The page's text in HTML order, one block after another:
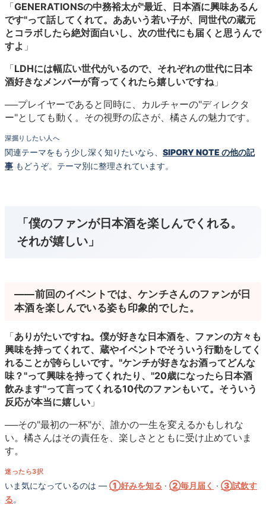
「GENERATIONSの中務裕太が"最近、日本酒に興味あるん
です"って話してくれて。ああいう若い子が、同世代の蔵元
とコラボしたら絶対面白いし、次の世代にも届くと思うんで
すよ 」
「LDHには幅広い世代がいるので、それぞれの世代に日本
酒好きなメンバーが育ってくれたら嬉しいですね」
──プレイヤーであると同時に、カルチャーの"ディレクタ
ー"としても動く。その視野の広さが、橘さんの魅力です。
深掘りしたい人へ
関連テーマをもう少し深く知りたいなら、 SIPORY NOTE の他の記
事 もどうぞ。テーマ別に整理されています。
「僕のファンが日本酒を楽しんでくれる。
それが嬉しい」
――前回のイベントでは、ケンチさんのファンが日
本酒を楽しんでいる姿も印象的でした。
「ありがたいですね。僕が好きな日本酒を、ファンの方々も
興味を持ってくれて、蔵やイベントでそういう行動をしてく
れることが誇らしいです。"ケンチが好きなお酒ってどんな
味？"って興味を持ってくれたり、"20歳になったら日本酒
飲みます"って言ってくれる10代のファンもいて。そういう
反応が本当に嬉しい 」
──その"最初の一杯"が、誰かの一生を変えるかもしれな
い。橘さんはその責任を、楽しさとともに受け止めていま
す。
迷ったら3択
いま気になっているのは — ①好みを知る · ②毎月届く · ③試飲す
る。